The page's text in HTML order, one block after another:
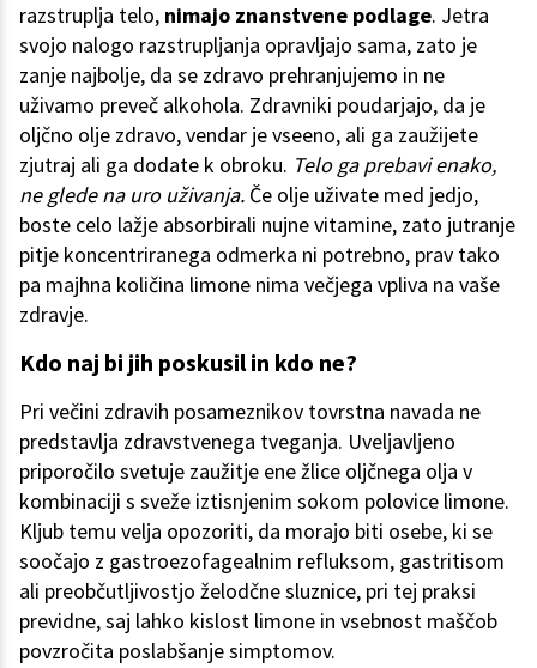
razstruplja telo, nimajo znanstvene podlage. Jetra
svojo nalogo razstrupljanja opravljajo sama, zato je
zanje najbolje, da se zdravo prehranjujemo in ne
uživamo preveč alkohola. Zdravniki poudarjajo, da je
oljčno olje zdravo, vendar je vseeno, ali ga zaužijete
zjutraj ali ga dodate k obroku. Telo ga prebavi enako,
ne glede na uro uživanja. Če olje uživate med jedjo,
boste celo lažje absorbirali nujne vitamine, zato jutranje
pitje koncentriranega odmerka ni potrebno, prav tako
pa majhna količina limone nima večjega vpliva na vaše
zdravje.
Kdo naj bi jih poskusil in kdo ne?
Pri večini zdravih posameznikov tovrstna navada ne
predstavlja zdravstvenega tveganja. Uveljavljeno
priporočilo svetuje zaužitje ene žlice oljčnega olja v
kombinaciji s sveže iztisnjenim sokom polovice limone.
Kljub temu velja opozoriti, da morajo biti osebe, ki se
soočajo z gastroezofagealnim refluksom, gastritisom
ali preobčutljivostjo želodčne sluznice, pri tej praksi
previdne, saj lahko kislost limone in vsebnost maščob
povzročita poslabšanje simptomov.